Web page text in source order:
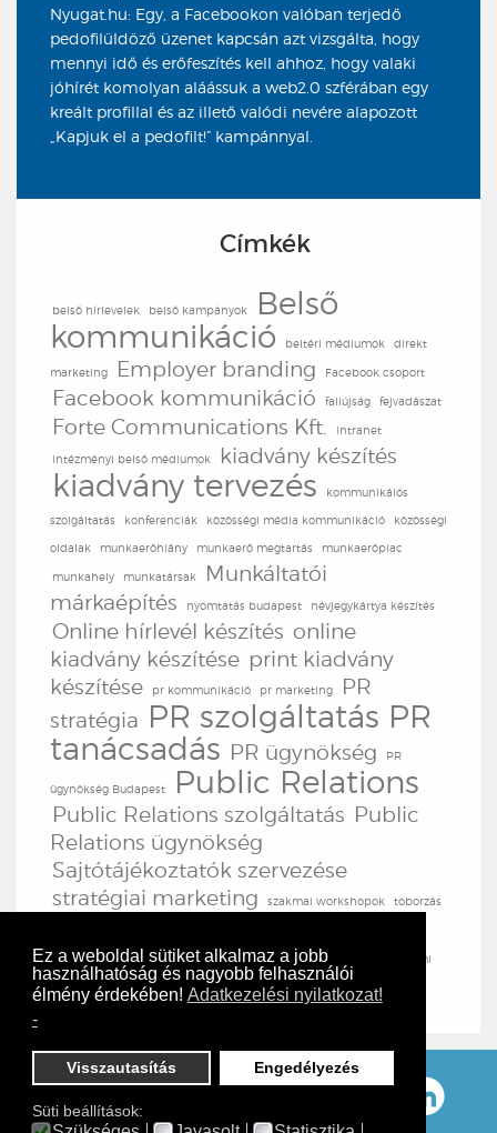
Ez a weboldal sütiket alkalmaz a jobb
használhatóság és nagyobb felhasználói
élmény érdekében! Adatkezelési nyilatkozat!
-
Visszautasítás Engedélyezés
Süti beállítások:
Nyugat.hu: Egy, a Facebookon valóban terjedő
pedofilüldöző üzenet kapcsán azt vizsgálta, hogy
mennyi idő és erőfeszítés kell ahhoz, hogy valaki
jóhírét komolyan aláássuk a web2.0 szférában egy
kreált profillal és az illető valódi nevére alapozott
„Kapjuk el a pedofilt!” kampánnyal.
Címkék
belső hírlevelek belső kampányok
Belső
kommunikáció
beltéri médiumok direkt
marketing Employer branding Facebook csoport
Facebook kommunikáció faliújság fejvadászat
Forte Communications Kft. intranet
intézményi belső médiumok kiadvány készítés
kiadvány tervezés kommunikáiós
szolgáltatás konferenciák közösségi média kommunikáció közösségi
oldalak munkaerőhiány munkaerő megtartás munkaerőpiac
munkahely munkatársak
Munkáltatói
márkaépítés
nyomtatás budapest névjegykártya készítés
Online hírlevél készítés online
kiadvány készítése print kiadvány
készítése
pr kommunikáció pr marketing
PR
stratégia PR szolgáltatás PR
tanácsadás PR ügynökség PR
ügynökség Budapest Public Relations
Public Relations szolgáltatás Public
Relations ügynökség
Sajtótájékoztatók szervezése
stratégiai marketing
szakmai workshopok toborzás
produkciós szolgáltatás
vezetői fórumok üzemi
lap
   